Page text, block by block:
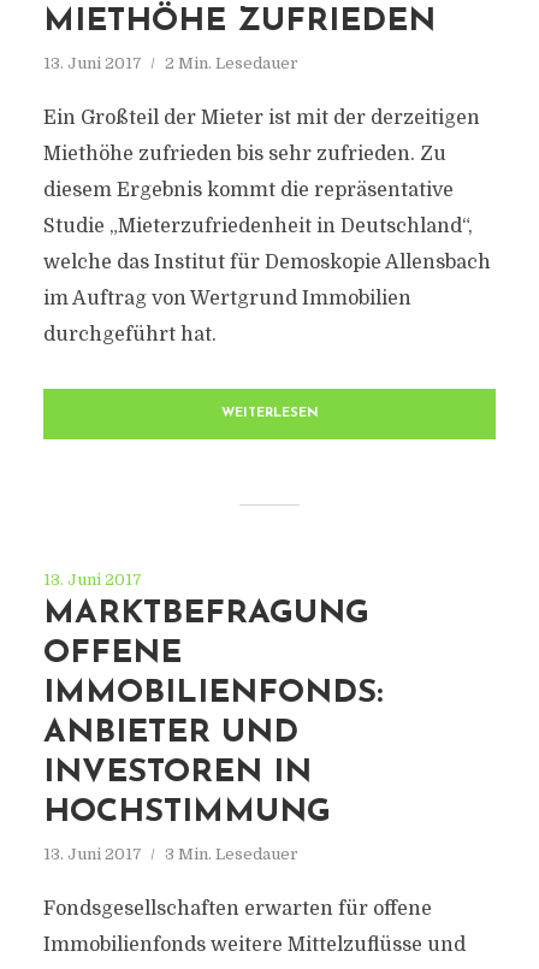
MIETHÖHE ZUFRIEDEN
13. Juni 2017 2 Min. Lesedauer
Ein Großteil der Mieter ist mit der derzeitigen
Miethöhe zufrieden bis sehr zufrieden. Zu
diesem Ergebnis kommt die repräsentative
Studie „Mieterzufriedenheit in Deutschland“,
welche das Institut für Demoskopie Allensbach
im Auftrag von Wertgrund Immobilien
durchgeführt hat.
WEITERLESEN
13. Juni 2017
MARKTBEFRAGUNG
OFFENE
IMMOBILIENFONDS:
ANBIETER UND
INVESTOREN IN
HOCHSTIMMUNG
13. Juni 2017 3 Min. Lesedauer
Fondsgesellschaften erwarten für offene
Immobilienfonds weitere Mittelzuflüsse und